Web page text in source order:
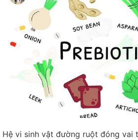
Hệ vi sinh vật đường ruột đóng vai